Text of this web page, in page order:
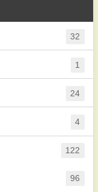
32
1
24
4
122
96